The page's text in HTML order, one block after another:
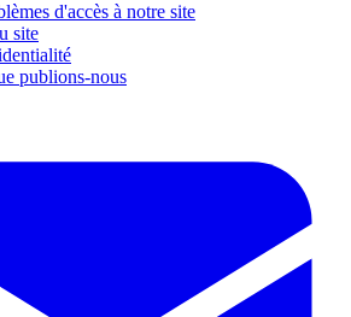
d'accès à notre site
site
publions-nous